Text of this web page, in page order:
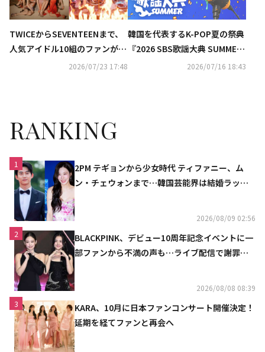
TWICEからSEVENTEENまで、
人気アイドル10組のファンが熾
烈なバトル！新サバイバル番組
2026/07/23 17:48
韓国を代表するK-POP夏の祭典
『2026 SBS歌謡大典 SUMME
R』をU-NEXT独占で生ライブ
2026/07/16 18:43
RANKING
1
2PM テギョンから少女時代 ティファニー、ム
ン・チェウォンまで…韓国芸能界は結婚ラッシ
2026/08/09 02:56
2
BLACKPINK、デビュー10周年記念イベントに一
部ファンから不満の声も…ライブ配信で謝罪
2026/08/08 08:39
3
KARA、10月に日本ファンコンサート開催決定！
延期を経てファンと再会へ